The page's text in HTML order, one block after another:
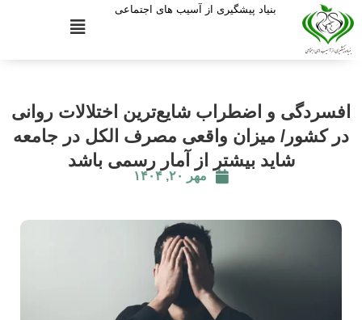
بنیاد پیشگیری از آسیب های اجتماعی
افسردگی و اضطراب شایع‌ترین اختلالات روانی
در کشور/ میزان واقعی مصرف الکل در جامعه
شاید بیشتر از آمار رسمی باشد
مهر ۲۰, ۱۴۰۴